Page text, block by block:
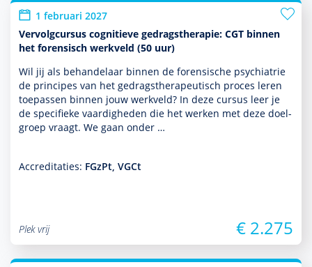
1 februari 2027
Vervolgcursus cognitieve gedragstherapie: CGT binnen
het forensisch werkveld (50 uur)
Wil jij als behan­delaar binnen de foren­sische psychia­trie
de principes van het gedrags­thera­peu­tisch proces leren
toe­pas­sen binnen jouw werkveld? In deze cursus leer je
de speci­fieke vaar­dig­heden die het werken met deze doel­
groep vraagt. We gaan onder …
Accreditaties: FGzPt, VGCt
Plek vrij € 2.275